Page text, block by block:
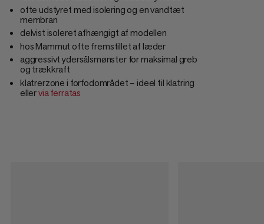
ofte udstyret med isolering og en vandtæt
membran
delvist isoleret afhængigt af modellen
hos Mammut ofte fremstillet af læder
aggressivt ydersålsmønster for maksimal greb
og trækkraft
klatrerzone i forfodområdet – ideel til klatring
ellervia ferratas